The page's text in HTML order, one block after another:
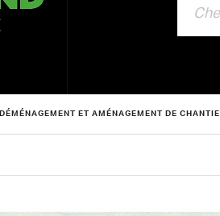
DÉMÉNAGEMENT ET AMÉNAGEMENT DE